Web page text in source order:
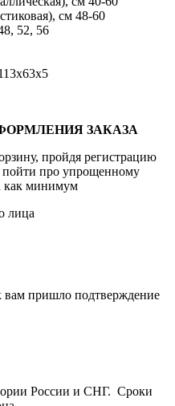
см 48-60
52, 56
ЗАКАЗА
пройдя регистрацию
пойти про упрощенному
как минимум
лица
вам пришло подтверждение
России и СНГ. Сроки